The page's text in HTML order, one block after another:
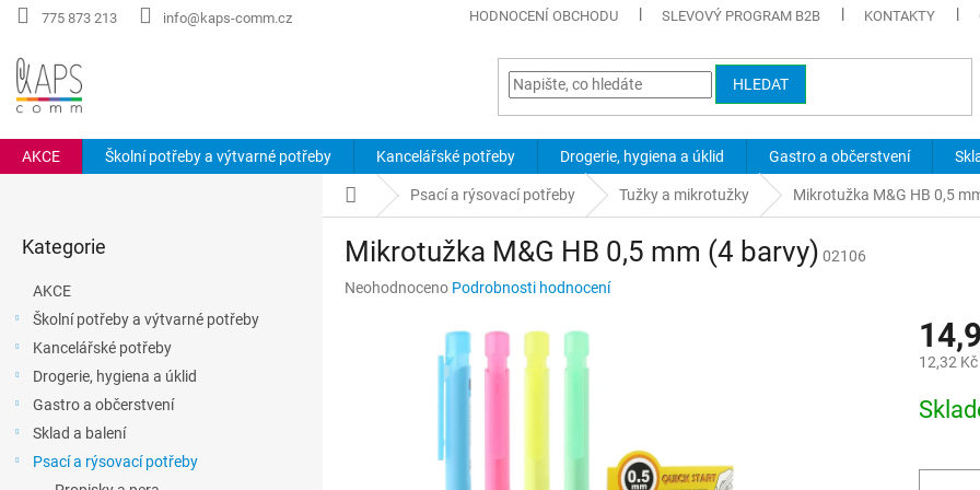
Přejít
775 873 213 info@kaps-comm.cz HODNOCENÍ OBCHODU SLEVOVÝ PROGRAM B2B KONTAKTY
HLEDAT
AKCE Školní potřeby a výtvarné potřeby Kancelářské potřeby Drogerie, hygiena a úklid Gastro a občerstvení
kategorie
Kategorie
AKCE
Školní potřeby a výtvarné potřeby
Kancelářské potřeby
Drogerie, hygiena a úklid
Gastro a občerstvení
Sklad a balení
Psací a rýsovací potřeby
Domů Psací a rýsovací potřeby Tužky a mikrotužky Mikrotužka M&G HB 0,5
Mikrotužka M&G HB 0,5 mm (4 barvy) 02106
Průměrné
Neohodnoceno Podrobnosti hodnocení
12,32
cena: